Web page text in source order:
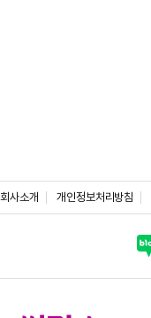
회사소개 개인정보처리방침